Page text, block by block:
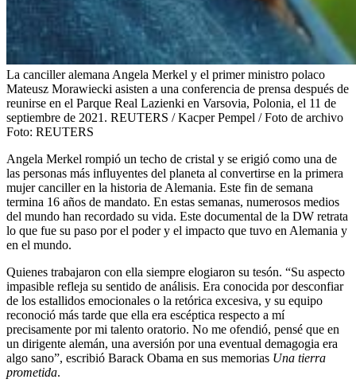
La canciller alemana Angela Merkel y el primer ministro polaco
Mateusz Morawiecki asisten a una conferencia de prensa después de
reunirse en el Parque Real Lazienki en Varsovia, Polonia, el 11 de
septiembre de 2021. REUTERS / Kacper Pempel / Foto de archivo
Foto: REUTERS
Angela Merkel rompió un techo de cristal y se erigió como una de
las personas más influyentes del planeta al convertirse en la primera
mujer canciller en la historia de Alemania. Este fin de semana
termina 16 años de mandato. En estas semanas, numerosos medios
del mundo han recordado su vida. Este documental de la DW retrata
lo que fue su paso por el poder y el impacto que tuvo en Alemania y
en el mundo.
Quienes trabajaron con ella siempre elogiaron su tesón. “Su aspecto
impasible refleja su sentido de análisis. Era conocida por desconfiar
de los estallidos emocionales o la retórica excesiva, y su equipo
reconoció más tarde que ella era escéptica respecto a mí
precisamente por mi talento oratorio. No me ofendió, pensé que en
un dirigente alemán, una aversión por una eventual demagogia era
algo sano”, escribió Barack Obama en sus memorias Una tierra
prometida.